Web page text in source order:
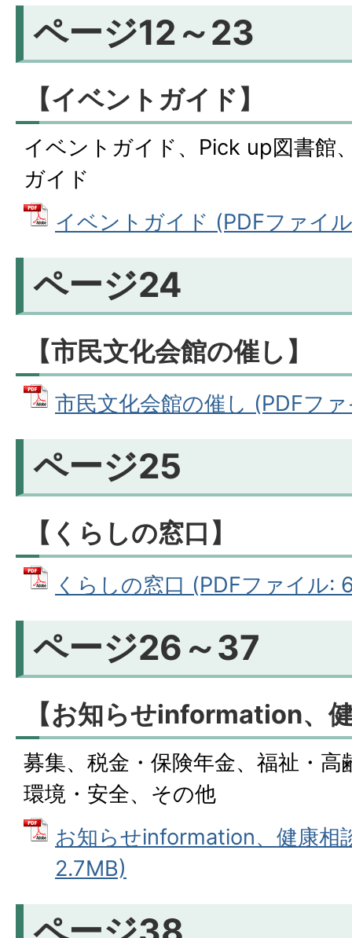
ページ12～23
【イベントガイド】
イベントガイド、Pick up図書館
ガイド
イベントガイド (PDFファイ
ページ24
【市民文化会館の催し】
市民文化会館の催し (PDFフ
ページ25
【くらしの窓口】
くらしの窓口 (PDFファイル:
ページ26～37
【お知らせinformation、
募集、税金・保険年金、福祉・高
環境・安全、その他
お知らせinformation、健康相
2.7MB)